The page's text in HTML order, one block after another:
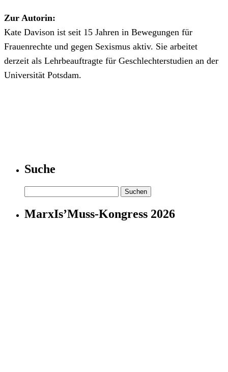
Zur Autorin:
Kate Davison ist seit 15 Jahren in Bewegungen für
Frauenrechte und gegen Sexismus aktiv. Sie arbeitet
derzeit als Lehrbeauftragte für Geschlechterstudien an der
Universität Potsdam.
Suche
nach:
MarxIs’Muss-Kongress 2026